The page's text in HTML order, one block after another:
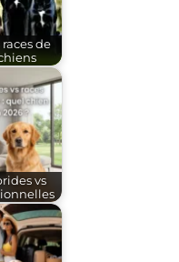
races de
vs